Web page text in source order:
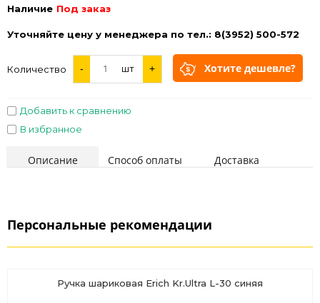
Наличие Под заказ
Уточняйте цену у менеджера по тел.: 8(3952) 500-572
Количество - шт + Хотите дешевле?
Добавить к сравнению
В избранное
Описание Способ оплаты Доставка
Персональные рекомендации
Ручка шариковая Erich Kr.Ultra L-30 синяя